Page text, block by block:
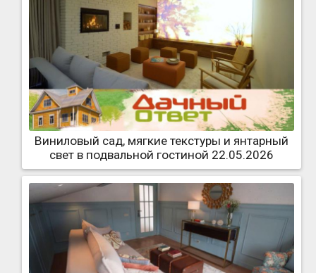
Виниловый сад, мягкие текстуры и янтарный
свет в подвальной гостиной 22.05.2026